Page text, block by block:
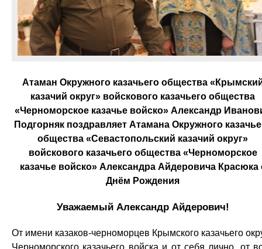
Атаман Окружного казачьего общества
казачий округ» войскового казачьего общества
«Черноморское казачье войско» Александр
Подгорняк поздравляет Атамана Окружного
общества «Севастопольский казачий округ»
войскового казачьего общества «Черноморское
казачье войско» Александра Айдеровича Красюка
Днём Рождения
Уважаемый Александр Айдерович!
От имени казаков-черноморцев Крымского казачьего
Черноморского казачьего войска и от себя лично, от